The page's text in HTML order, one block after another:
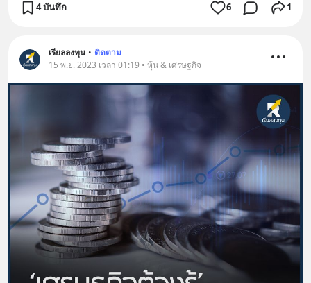
4 บันทึก 6 1
เรียลลงทุน • ติดตาม
15 พ.ย. 2023 เวลา 01:19 • หุ้น & เศรษฐกิจ